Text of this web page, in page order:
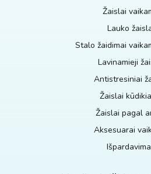
Žaislai
Lauko
Stalo žaidimai
Lavinamieji
Antistresiniai
Žaislai
Žaislai pagal
Aksesuarai